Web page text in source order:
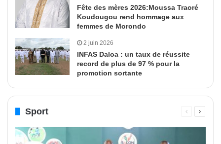
Fête des mères 2026:Moussa Traoré
Koudougou rend hommage aux
femmes de Morondo
2 juin 2026
INFAS Daloa : un taux de réussite
record de plus de 97 % pour la
promotion sortante
Sport
PagePage